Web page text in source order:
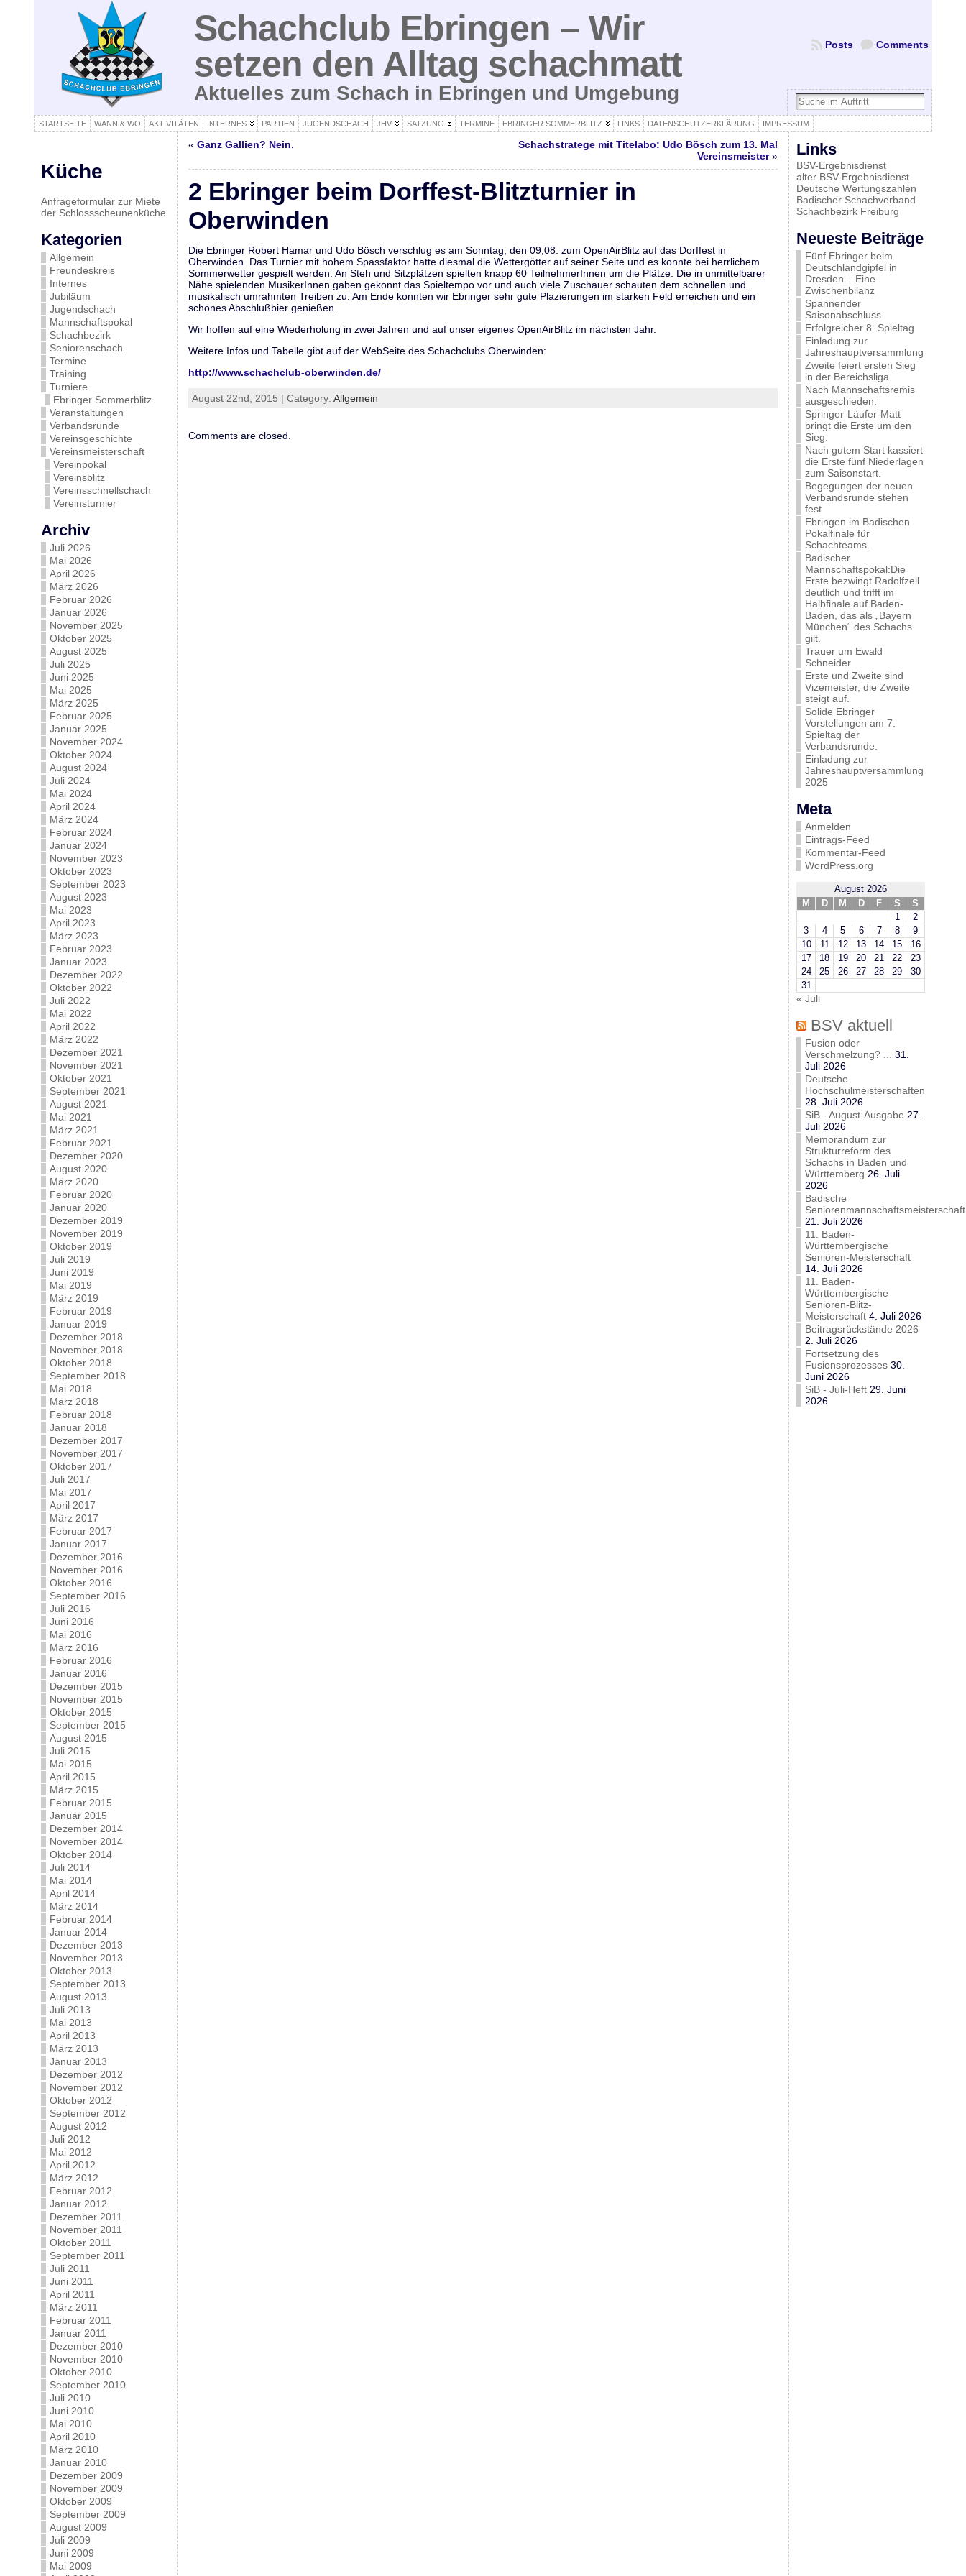
Schachclub Ebringen – Wir
setzen den Alltag schachmatt
Aktuelles zum Schach in Ebringen und Umgebung
Comments
Posts
STARTSEITE WANN & WO AKTIVITÄTEN INTERNES PARTIEN JUGENDSCHACH JHV SATZUNG TERMINE EBRINGER SOMMERBLITZ LINKS DATENSCHUTZERKLÄRUNG IMPRESSUM
Küche
Anfrageformular zur Miete
der Schlossscheunenküche
Kategorien
Allgemein
Freundeskreis
Internes
Jubiläum
Jugendschach
Mannschaftspokal
Schachbezirk
Seniorenschach
Termine
Training
Turniere
Ebringer Sommerblitz
Veranstaltungen
Verbandsrunde
Vereinsgeschichte
Vereinsmeisterschaft
Vereinpokal
Vereinsblitz
Vereinsschnellschach
Vereinsturnier
Archiv
Juli 2026
Mai 2026
April 2026
März 2026
Februar 2026
Januar 2026
November 2025
Oktober 2025
August 2025
Juli 2025
Juni 2025
Mai 2025
März 2025
Februar 2025
Januar 2025
November 2024
Oktober 2024
August 2024
Juli 2024
Mai 2024
April 2024
März 2024
Februar 2024
Januar 2024
November 2023
Oktober 2023
September 2023
August 2023
Mai 2023
April 2023
März 2023
Februar 2023
Januar 2023
Dezember 2022
Oktober 2022
Juli 2022
Mai 2022
April 2022
März 2022
Dezember 2021
November 2021
Oktober 2021
September 2021
August 2021
Mai 2021
März 2021
Februar 2021
Dezember 2020
August 2020
März 2020
Februar 2020
Januar 2020
Dezember 2019
November 2019
Oktober 2019
Juli 2019
Juni 2019
Mai 2019
März 2019
Februar 2019
Januar 2019
Dezember 2018
November 2018
Oktober 2018
September 2018
Mai 2018
März 2018
Februar 2018
Januar 2018
Dezember 2017
November 2017
Oktober 2017
Juli 2017
Mai 2017
April 2017
März 2017
Februar 2017
Januar 2017
Dezember 2016
November 2016
Oktober 2016
September 2016
Juli 2016
Juni 2016
Mai 2016
März 2016
Februar 2016
Januar 2016
Dezember 2015
November 2015
Oktober 2015
September 2015
August 2015
Juli 2015
Mai 2015
April 2015
März 2015
Februar 2015
Januar 2015
Dezember 2014
November 2014
Oktober 2014
Juli 2014
Mai 2014
April 2014
März 2014
Februar 2014
Januar 2014
Dezember 2013
November 2013
Oktober 2013
September 2013
August 2013
Juli 2013
Mai 2013
April 2013
März 2013
Januar 2013
Dezember 2012
November 2012
Oktober 2012
September 2012
August 2012
Juli 2012
Mai 2012
April 2012
März 2012
Februar 2012
Januar 2012
Dezember 2011
November 2011
Oktober 2011
September 2011
Juli 2011
Juni 2011
April 2011
März 2011
Februar 2011
Januar 2011
Dezember 2010
November 2010
Oktober 2010
September 2010
Juli 2010
Juni 2010
Mai 2010
April 2010
März 2010
Januar 2010
Dezember 2009
November 2009
Oktober 2009
September 2009
August 2009
Juli 2009
Juni 2009
Mai 2009
« Ganz Gallien? Nein.
Schachstratege mit Titelabo: Udo Bösch zum 13. Mal
Vereinsmeister»
2 Ebringer beim Dorffest-Blitzturnier in
Oberwinden
Die Ebringer Robert Hamar und Udo Bösch verschlug es am Sonntag, den 09,08. zum OpenAirBlitz auf das Dorffest in
Oberwinden. Das Turnier mit hohem Spassfaktor hatte diesmal die Wettergötter auf seiner Seite und es konnte bei herrlichem
Sommerwetter gespielt werden. An Steh und Sitzplätzen spielten knapp 60 TeilnehmerInnen um die Plätze. Die in unmittelbarer
Nähe spielenden MusikerInnen gaben gekonnt das Spieltempo vor und auch viele Zuschauer schauten dem schnellen und
musikalisch umrahmten Treiben zu. Am Ende konnten wir Ebringer sehr gute Plazierungen im starken Feld erreichen und ein
schönes Abschlußbier genießen.
Wir hoffen auf eine Wiederholung in zwei Jahren und auf unser eigenes OpenAirBlitz im nächsten Jahr.
Weitere Infos und Tabelle gibt auf der WebSeite des Schachclubs Oberwinden:
http://www.schachclub-oberwinden.de/
August 22nd, 2015 | Category: Allgemein
Comments are closed.
Links
BSV-Ergebnisdienst
alter BSV-Ergebnisdienst
Deutsche Wertungszahlen
Badischer Schachverband
Schachbezirk Freiburg
Neueste Beiträge
Fünf Ebringer beim
Deutschlandgipfel in
Dresden – Eine
Zwischenbilanz
Spannender
Saisonabschluss
Erfolgreicher 8. Spieltag
Einladung zur
Jahreshauptversammlung
Zweite feiert ersten Sieg
in der Bereichsliga
Nach Mannschaftsremis
ausgeschieden:
Springer-Läufer-Matt
bringt die Erste um den
Sieg.
Nach gutem Start kassiert
die Erste fünf Niederlagen
zum Saisonstart.
Begegungen der neuen
Verbandsrunde stehen
fest
Ebringen im Badischen
Pokalfinale für
Schachteams.
Badischer
Mannschaftspokal:Die
Erste bezwingt Radolfzell
deutlich und trifft im
Halbfinale auf Baden-
Baden, das als „Bayern
München“ des Schachs
gilt.
Trauer um Ewald
Schneider
Erste und Zweite sind
Vizemeister, die Zweite
steigt auf.
Solide Ebringer
Vorstellungen am 7.
Spieltag der
Verbandsrunde.
Einladung zur
Jahreshauptversammlung
2025
Meta
Anmelden
Eintrags-Feed
Kommentar-Feed
WordPress.org
August 2026
M
D M D F S
S
1
2
3
4 5 6 7 8
9
10
11 12 13 14 15
16
17
18 19 20 21 22
23
24
25 26 27 28 29
30
31
« Juli
BSV aktuell
Fusion oder
Verschmelzung? ...
31.
Juli 2026
Deutsche
Hochschulmeisterschaften
28. Juli 2026
SiB - August-Ausgabe 27.
Juli 2026
Memorandum zur
Strukturreform des
Schachs in Baden und
Württemberg 26. Juli
2026
Badische
Seniorenmannschaftsmeisterschaft
21. Juli 2026
11. Baden-
Württembergische
Senioren-Meisterschaft
14. Juli 2026
11. Baden-
Württembergische
Senioren-Blitz-
Meisterschaft 4. Juli 2026
Beitragsrückstände 2026
2. Juli 2026
Fortsetzung des
Fusionsprozesses 30.
Juni 2026
SiB - Juli-Heft 29. Juni
2026